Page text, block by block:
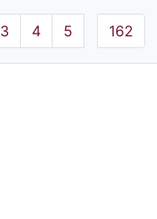
3 4 5 162